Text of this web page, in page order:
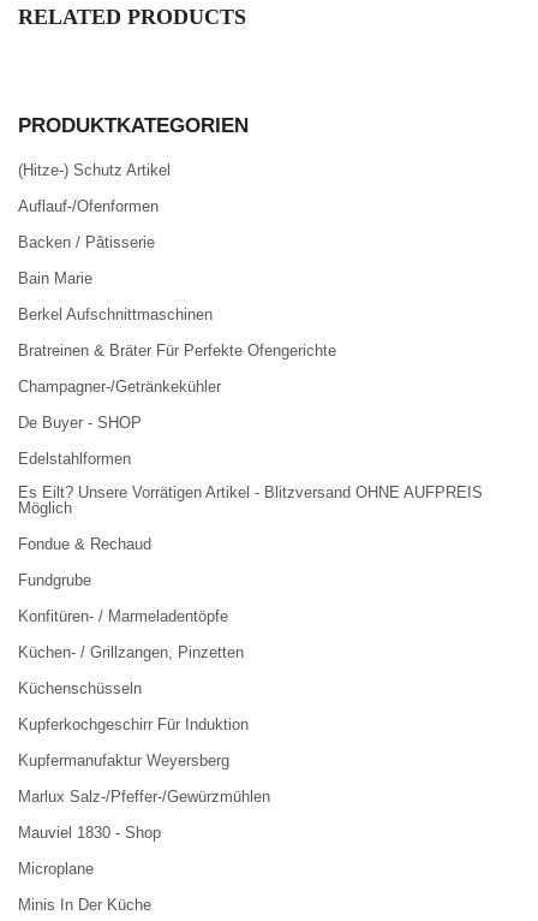
RELATED PRODUCTS
PRODUKTKATEGORIEN
(Hitze-) Schutz Artikel
Auflauf-/Ofenformen
Backen / Pâtisserie
Bain Marie
Berkel Aufschnittmaschinen
Bratreinen & Bräter Für Perfekte Ofengerichte
Champagner-/Getränkekühler
De Buyer - SHOP
Edelstahlformen
Es Eilt? Unsere Vorrätigen Artikel - Blitzversand OHNE AUFPREIS
Möglich
Fondue & Rechaud
Fundgrube
Konfitüren- / Marmeladentöpfe
Küchen- / Grillzangen, Pinzetten
Küchenschüsseln
Kupferkochgeschirr Für Induktion
Kupfermanufaktur Weyersberg
Marlux Salz-/Pfeffer-/Gewürzmühlen
Mauviel 1830 - Shop
Microplane
Minis In Der Küche